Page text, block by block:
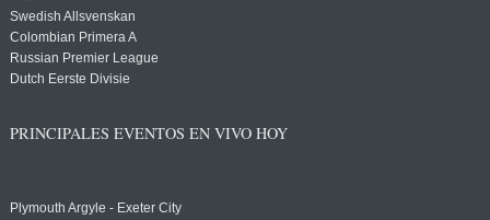
Swedish Allsvenskan
Colombian Primera A
Russian Premier League
Dutch Eerste Divisie
PRINCIPALES EVENTOS EN VIVO HOY
Plymouth Argyle - Exeter City